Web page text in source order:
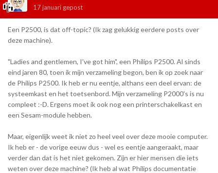
17 januari gepost
Een P2500, is dat off-topic? (Ik zag gelukkig eerdere posts over
deze machine).
"Ladies and gentlemen, I've got him", een Philips P2500. Al sinds
eind jaren 80, toen ik mijn verzameling begon, ben ik op zoek naar
de Philips P2500. Ik heb er nu eentje, althans een deel ervan: de
systeemkast en het toetsenbord. Mijn verzameling P2000's is nu
compleet :-D. Ergens moet ik ook nog een printerschakelkast en
een Sesam-module hebben.
Maar, eigenlijk weet ik niet zo heel veel over deze mooie computer.
Ik heb er - de vorige eeuw dus - wel es eentje aangeraakt, maar
verder dan dat is het niet gekomen. Zijn er hier mensen die iets
weten over deze machine? (Ik heb al wat Philips documentatie